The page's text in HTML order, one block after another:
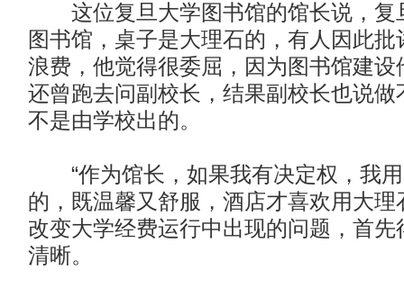
这位复旦大学图书馆的馆长说，复
图书馆，桌子是大理石的，有人因此
浪费，他觉得很委屈，因为图书馆建设
还曾跑去问副校长，结果副校长也说做
不是由学校出的。
“作为馆长，如果我有决定权，我用
的，既温馨又舒服，酒店才喜欢用大理
改变大学经费运行中出现的问题，首先
清晰。